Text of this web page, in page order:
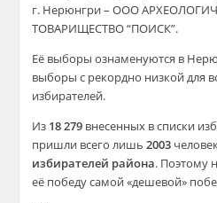
г. Нерюнгри – ООО
ТОВАРИЩЕСТВО “ПОИСК”.
Её выборы ознаменуются в
выборы с рекордно низкой для
избирателей.
Из 18 279 внесенных в списки
пришли всего лишь2003
избирателей района. Поэтому
её победу самой «дешевой»